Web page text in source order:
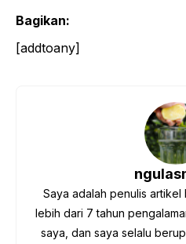
Bagikan:
[addtoany]
Saya adalah penulis
lebih dari 7 tahun
saya, dan saya selalu